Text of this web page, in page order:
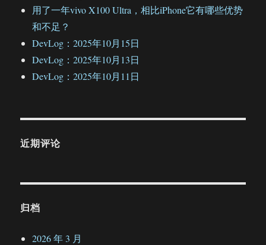
用了一年vivo X100 Ultra，相比iPhone它有哪些优势
和不足？
DevLog：2025年10月15日
DevLog：2025年10月13日
DevLog：2025年10月11日
近期评论
归档
2026 年 3 月